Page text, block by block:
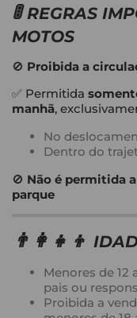
🚦REGRAS
MOTOS
🚫 Proibida a
✅ Permitida
manhã,
No
Dentro do
🚫 Não é permitida
parque
👨‍👩‍👧‍👦
Menores de 12
pais ou
Proibida a